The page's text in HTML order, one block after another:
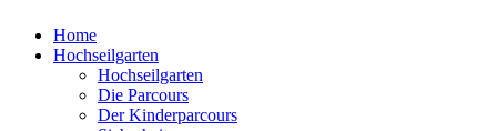
Home
Hochseilgarten
Hochseilgarten
Die Parcours
Der Kinderparcours